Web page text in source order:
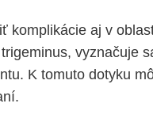
komplikácie aj v
vyznačuje
K tomuto dotyku